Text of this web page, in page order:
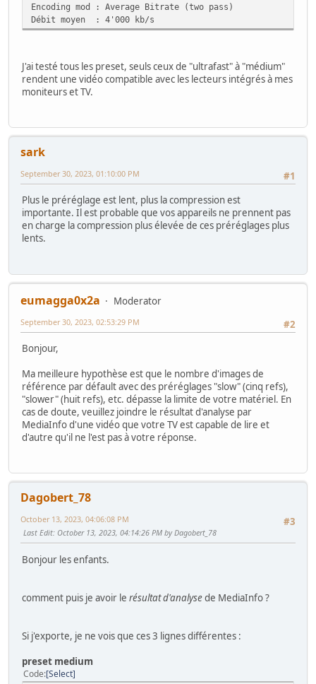
Encoding mod : Average Bitrate (two pass)
Débit moyen : 4'000 kb/s
J'ai testé tous les preset, seuls ceux de "ultrafast" à "médium"
rendent une vidéo compatible avec les lecteurs intégrés à mes
moniteurs et TV.
sark
#1
September 30, 2023, 01:10:00 PM
Plus le préréglage est lent, plus la compression est
importante. Il est probable que vos appareils ne prennent pas
en charge la compression plus élevée de ces préréglages plus
lents.
eumagga0x2a
Moderator
#2
September 30, 2023, 02:53:29 PM
Bonjour,
Ma meilleure hypothèse est que le nombre d'images de
référence par défault avec des préréglages "slow" (cinq refs),
"slower" (huit refs), etc. dépasse la limite de votre matériel. En
cas de doute, veuillez joindre le résultat d'analyse par
MediaInfo d'une vidéo que votre TV est capable de lire et
d'autre qu'il ne l'est pas à votre réponse.
Dagobert_78
#3
October 13, 2023, 04:06:08 PM
Last Edit: October 13, 2023, 04:14:26 PM by Dagobert_78
Bonjour les enfants.
comment puis je avoir le résultat d'analysede MediaInfo ?
Si j'exporte, je ne vois que ces 3 lignes différentes :
preset medium
Code Select